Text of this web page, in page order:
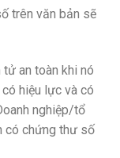
trên văn bản sẽ
an toàn khi nó
hiệu lực và có
nghiệp/tổ
có chứng thư số